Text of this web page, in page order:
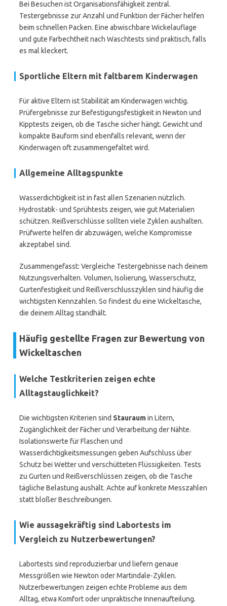
Bei Besuchen ist Organisationsfähigkeit zentral.
Testergebnisse zur Anzahl und Funktion der Fächer helfen
beim schnellen Packen. Eine abwischbare Wickelauflage
und gute Farbechtheit nach Waschtests sind praktisch, falls
es mal kleckert.
Sportliche Eltern mit faltbarem Kinderwagen
Für aktive Eltern ist Stabilität am Kinderwagen wichtig.
Prüfergebnisse zur Befestigungsfestigkeit in Newton und
Kipptests zeigen, ob die Tasche sicher hängt. Gewicht und
kompakte Bauform sind ebenfalls relevant, wenn der
Kinderwagen oft zusammengefaltet wird.
Allgemeine Alltagspunkte
Wasserdichtigkeit ist in fast allen Szenarien nützlich.
Hydrostatik- und Sprühtests zeigen, wie gut Materialien
schützen. Reißverschlüsse sollten viele Zyklen aushalten.
Prüfwerte helfen dir abzuwägen, welche Kompromisse
akzeptabel sind.
Zusammengefasst: Vergleiche Testergebnisse nach deinem
Nutzungsverhalten. Volumen, Isolierung, Wasserschutz,
Gurtenfestigkeit und Reißverschlusszyklen sind häufig die
wichtigsten Kennzahlen. So findest du eine Wickeltasche,
die deinem Alltag standhält.
Häufig gestellte Fragen zur Bewertung von
Wickeltaschen
Welche Testkriterien zeigen echte
Alltagstauglichkeit?
Die wichtigsten Kriterien sind Stauraumin Litern,
Zugänglichkeit der Fächer und Verarbeitung der Nähte.
Isolationswerte für Flaschen und
Wasserdichtigkeitsmessungen geben Aufschluss über
Schutz bei Wetter und verschütteten Flüssigkeiten. Tests
zu Gurten und Reißverschlüssen zeigen, ob die Tasche
tägliche Belastung aushält. Achte auf konkrete Messzahlen
statt bloßer Beschreibungen.
Wie aussagekräftig sind Labortests im
Vergleich zu Nutzerbewertungen?
Labortests sind reproduzierbar und liefern genaue
Messgrößen wie Newton oder Martindale-Zyklen.
Nutzerbewertungen zeigen echte Probleme aus dem
Alltag, etwa Komfort oder unpraktische Innenaufteilung.